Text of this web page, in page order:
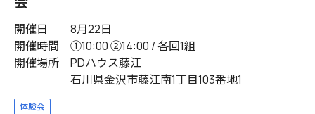
開催日
8月22日
開催時間 ①10:00 ②14:00 / 各回1組
開催場所 PDハウス藤江
石川県金沢市藤江南1丁目103番地1
体験会